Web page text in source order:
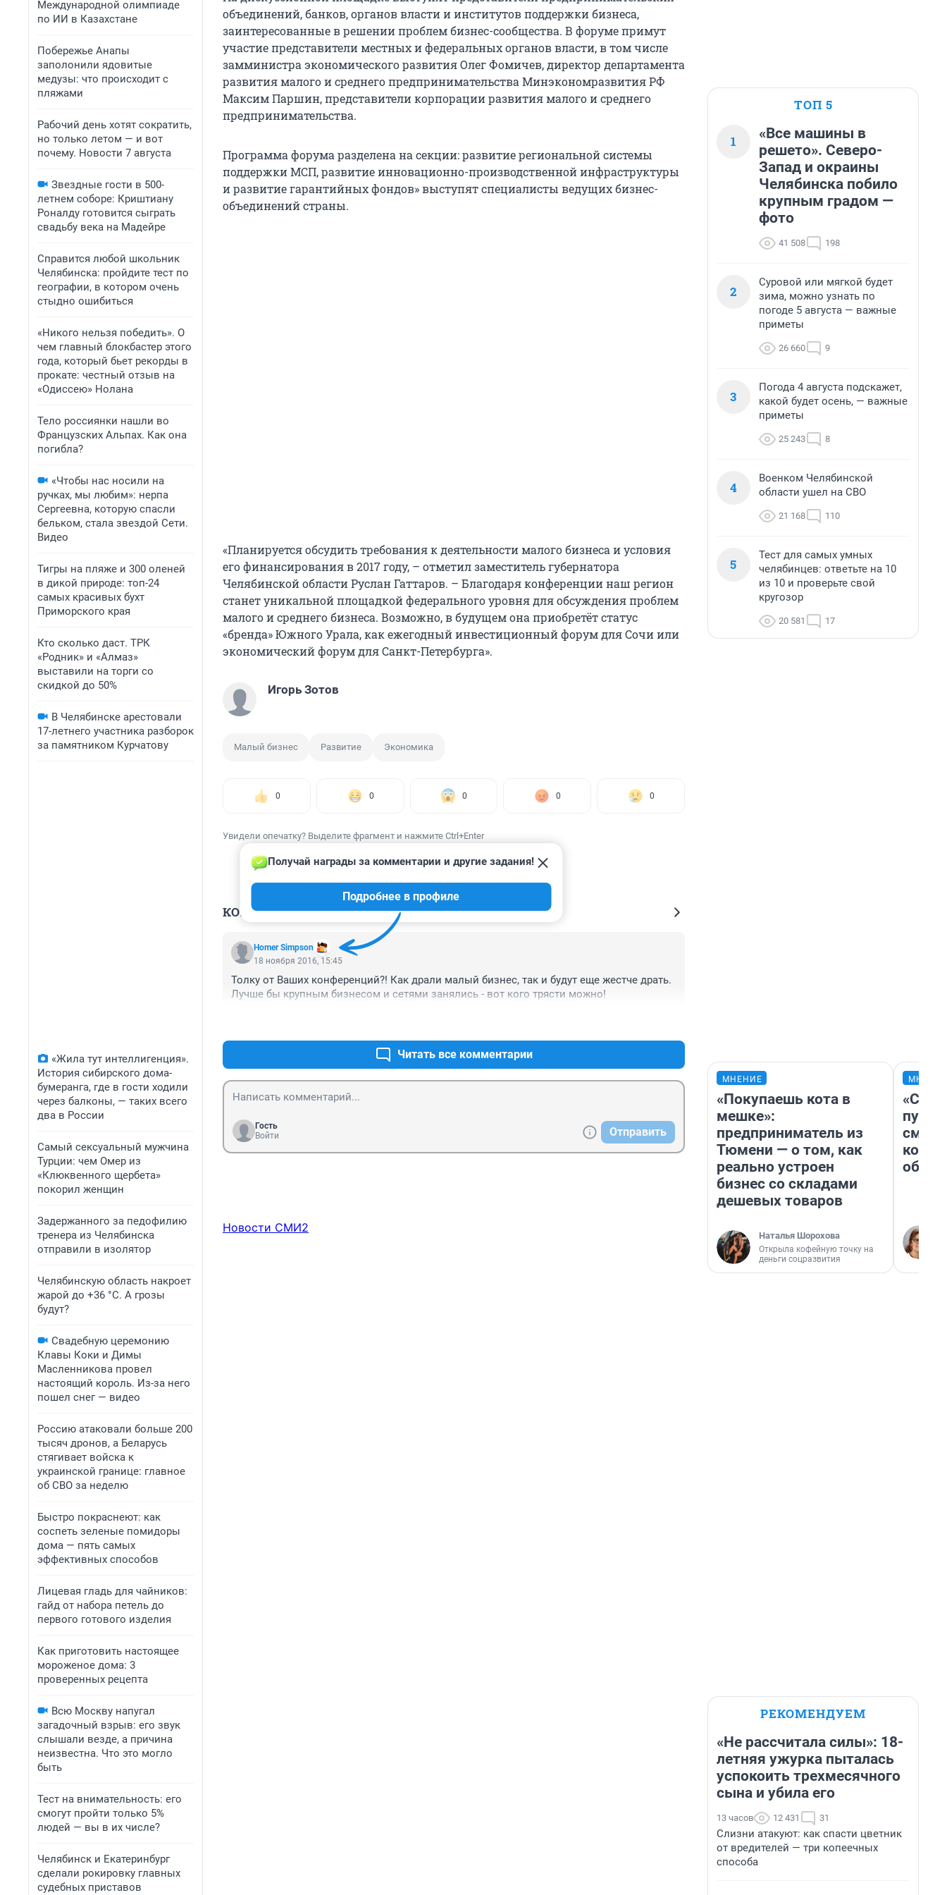
Международной олимпиаде
по ИИ в Казахстане
Побережье Анапы
заполонили ядовитые
медузы: что происходит с
пляжами
Рабочий день хотят сократить,
но только летом — и вот
почему. Новости 7 августа
Звездные гости в 500-
летнем соборе: Криштиану
Роналду готовится сыграть
свадьбу века на Мадейре
Справится любой школьник
Челябинска: пройдите тест по
географии, в котором очень
стыдно ошибиться
«Никого нельзя победить». О
чем главный блокбастер этого
года, который бьет рекорды в
прокате: честный отзыв на
«Одиссею» Нолана
Тело россиянки нашли во
Французских Альпах. Как она
погибла?
«Чтобы нас носили на
ручках, мы любим»: нерпа
Сергеевна, которую спасли
бельком, стала звездой Сети.
Видео
Тигры на пляже и 300 оленей
в дикой природе: топ-24
самых красивых бухт
Приморского края
Кто сколько даст. ТРК
«Родник» и «Алмаз»
выставили на торги со
скидкой до 50%
В Челябинске арестовали
17-летнего участника разборок
за памятником Курчатову
«Жила тут интеллигенция».
История сибирского дома-
бумеранга, где в гости ходили
через балконы, — таких всего
два в России
Самый сексуальный мужчина
Турции: чем Омер из
«Клюквенного щербета»
покорил женщин
Задержанного за педофилию
тренера из Челябинска
отправили в изолятор
Челябинскую область накроет
жарой до +36 °C. А грозы
будут?
Свадебную церемонию
Клавы Коки и Димы
Масленникова провел
настоящий король. Из-за него
пошел снег — видео
Россию атаковали больше 200
тысяч дронов, а Беларусь
стягивает войска к
украинской границе: главное
об СВО за неделю
Быстро покраснеют: как
соспеть зеленые помидоры
дома — пять самых
эффективных способов
Лицевая гладь для чайников:
гайд от набора петель до
первого готового изделия
Как приготовить настоящее
мороженое дома: 3
проверенных рецепта
Всю Москву напугал
загадочный взрыв: его звук
слышали везде, а причина
неизвестна. Что это могло
быть
Тест на внимательность: его
смогут пройти только 5%
людей — вы в их числе?
Челябинск и Екатеринбург
сделали рокировку главных
судебных приставов
объединений, банков, органов власти и институтов поддержки бизнеса,
заинтересованные в решении проблем бизнес-сообщества. В форуме примут
участие представители местных и федеральных органов власти, в том числе
замминистра экономического развития Олег Фомичев, директор департамента
развития малого и среднего предпринимательства Минэкономразвития РФ
Максим Паршин, представители корпорации развития малого и среднего
предпринимательства.
Программа форума разделена на секции: развитие региональной системы
поддержки МСП, развитие инновационно-производственной инфраструктуры
и развитие гарантийных фондов» выступят специалисты ведущих бизнес-
объединений страны.
«Планируется обсудить требования к деятельности малого бизнеса и условия
его финансирования в 2017 году, – отметил заместитель губернатора
Челябинской области Руслан Гаттаров. – Благодаря конференции наш регион
станет уникальной площадкой федерального уровня для обсуждения проблем
малого и среднего бизнеса. Возможно, в будущем она приобретёт статус
«бренда» Южного Урала, как ежегодный инвестиционный форум для Сочи или
экономический форум для Санкт-Петербурга».
Игорь Зотов
Малый бизнес Развитие Экономика
0 0 0 0 0
Увидели опечатку? Выделите фрагмент и нажмите Ctrl+Enter
КОММЕНТАРИИ 1
Homer Simpson
Получай награды за комментарии и другие задания!
Подробнее в профиле
18 ноября 2016, 15:45
Толку от Ваших конференций?! Как драли малый бизнес, так и будут еще жестче драть.
Лучше бы крупным бизнесом и сетями занялись - вот кого трясти можно!
Читать все комментарии
Гость
Войти
Отправить
Новости СМИ2
ТОП 5
1
«Все машины в
решето». Северо-
Запад и окраины
Челябинска побило
крупным градом —
фото
41 508 198
2
Суровой или мягкой будет
зима, можно узнать по
погоде 5 августа — важные
приметы
26 660 9
3
Погода 4 августа подскажет,
какой будет осень, — важные
приметы
25 243 8
4
Военком Челябинской
области ушел на СВО
21 168 110
5
Тест для самых умных
челябинцев: ответьте на 10
из 10 и проверьте свой
кругозор
20 581 17
МНЕНИЕ
«Покупаешь кота в
мешке»:
предприниматель из
Тюмени — о том, как
реально устроен
бизнес со складами
дешевых товаров
Наталья Шорохова
Открыла кофейную точку на
деньги соцразвития
РЕКОМЕНДУЕМ
«Не рассчитала силы»: 18-
летняя ужурка пыталась
успокоить трехмесячного
сына и убила его
13 часов 12 431 31
Слизни атакуют: как спасти цветник
от вредителей — три копеечных
способа